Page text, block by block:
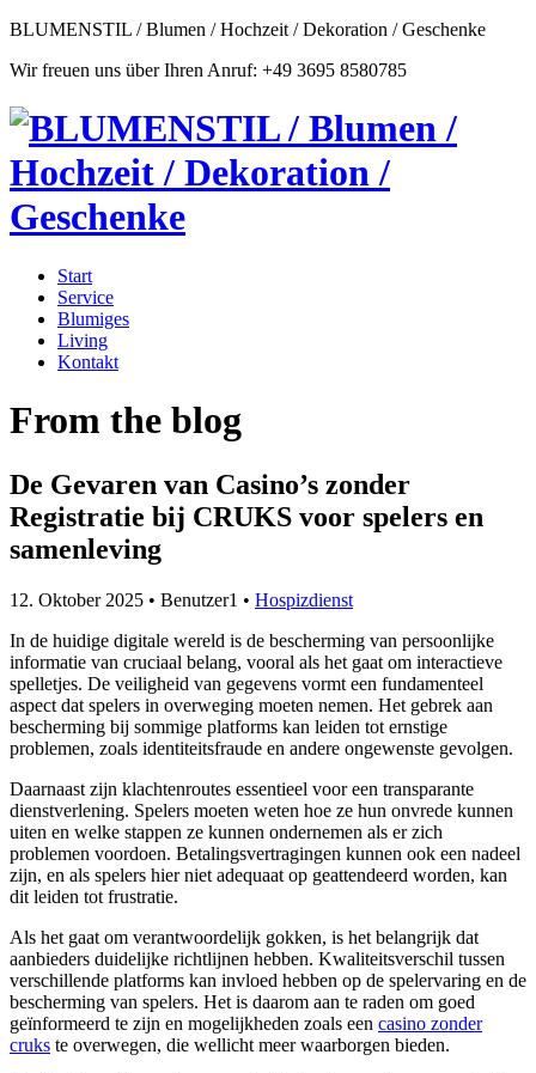
BLUMENSTIL / Blumen / Hochzeit / Dekoration / Geschenke
Wir freuen uns über Ihren Anruf: +49 3695 8580785
Start
Service
Blumiges
Living
Kontakt
From the blog
De Gevaren van Casino’s zonder
Registratie bij CRUKS voor spelers en
samenleving
12. Oktober 2025 • Benutzer1 • Hospizdienst
In de huidige digitale wereld is de bescherming van persoonlijke
informatie van cruciaal belang, vooral als het gaat om interactieve
spelletjes. De veiligheid van gegevens vormt een fundamenteel
aspect dat spelers in overweging moeten nemen. Het gebrek aan
bescherming bij sommige platforms kan leiden tot ernstige
problemen, zoals identiteitsfraude en andere ongewenste gevolgen.
Daarnaast zijn klachtenroutes essentieel voor een transparante
dienstverlening. Spelers moeten weten hoe ze hun onvrede kunnen
uiten en welke stappen ze kunnen ondernemen als er zich
problemen voordoen. Betalingsvertragingen kunnen ook een nadeel
zijn, en als spelers hier niet adequaat op geattendeerd worden, kan
dit leiden tot frustratie.
Als het gaat om verantwoordelijk gokken, is het belangrijk dat
aanbieders duidelijke richtlijnen hebben. Kwaliteitsverschil tussen
verschillende platforms kan invloed hebben op de spelervaring en de
bescherming van spelers. Het is daarom aan te raden om goed
geïnformeerd te zijn en mogelijkheden zoals een casino zonder
cruks te overwegen, die wellicht meer waarborgen bieden.